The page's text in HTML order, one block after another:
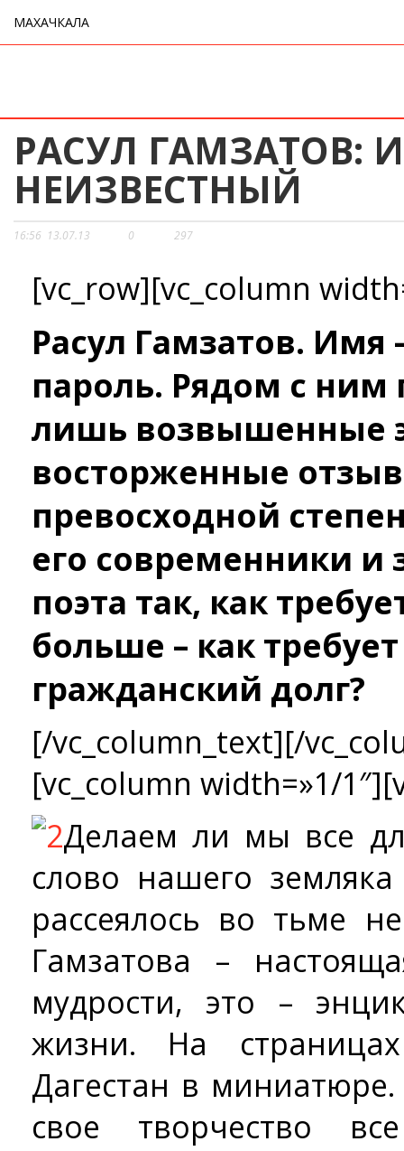
МАХАЧКАЛА
РАСУЛ ГАМЗАТОВ:
НЕИЗВЕСТНЫЙ
16:56 13.07.13 0 297
[vc_row][vc_column
Расул Гамзатов. Имя
пароль. Рядом с ним
лишь возвышенные
восторженные
превосходной
его современники и
поэта так, как
больше – как
гражданский долг?
[/vc_column_text][/
[vc_column width=»1/
Делаем ли мы все
слово нашего
рассеялось во тьме
Гамзатова –
мудрости, это –
жизни. На
Дагестан в
свое творчество